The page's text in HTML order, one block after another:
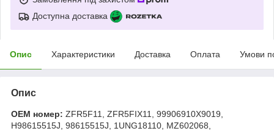
Доступна доставка
Опис Характеристики Доставка Оплата Умови
Опис
OEM номер: ZFR5F11, ZFR5FIX11, 99906910X9019,
H98615515J, 98615515J, 1UNG18110, MZ602068,